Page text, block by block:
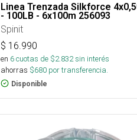
Linea Trenzada Silkforce
- 100LB - 6x100m 256093
Spinit
$ 16.990
en 6cuotas de $2.832sin interés
ahorras $680 por transferencia.
Disponible